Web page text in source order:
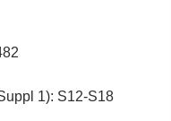
1): S12-S18